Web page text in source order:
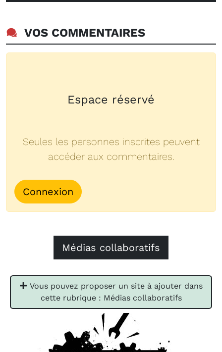
VOS COMMENTAIRES
Espace réservé
Seules les personnes inscrites peuvent
accéder aux commentaires.
Connexion
Médias collaboratifs
Vous pouvez proposer un site à ajouter dans
cette rubrique : Médias collaboratifs